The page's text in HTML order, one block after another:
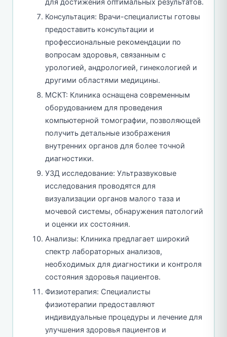
для достижения оптимальных результатов.
Консультация: Врачи-специалисты готовы
предоставить консультации и
профессиональные рекомендации по
вопросам здоровья, связанным с
урологией, андрологией, гинекологией и
другими областями медицины.
МСКТ: Клиника оснащена современным
оборудованием для проведения
компьютерной томографии, позволяющей
получить детальные изображения
внутренних органов для более точной
диагностики.
УЗД исследование: Ультразвуковые
исследования проводятся для
визуализации органов малого таза и
мочевой системы, обнаружения патологий
и оценки их состояния.
Анализы: Клиника предлагает широкий
спектр лабораторных анализов,
необходимых для диагностики и контроля
состояния здоровья пациентов.
Физиотерапия: Специалисты
физиотерапии предоставляют
индивидуальные процедуры и лечение для
улучшения здоровья пациентов и